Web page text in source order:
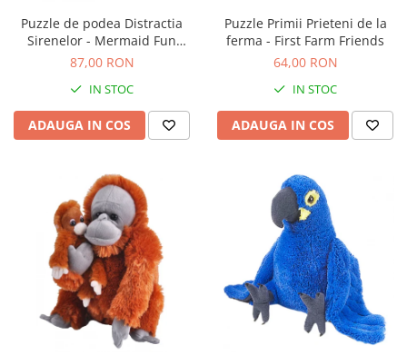
Puzzle de podea Distractia
Sirenelor - Mermaid Fun
puzzle
87,00 RON
IN STOC
ADAUGA IN COS
Puzzle Primii Prieteni de la
ferma - First Farm Friends
64,00 RON
IN STOC
ADAUGA IN COS